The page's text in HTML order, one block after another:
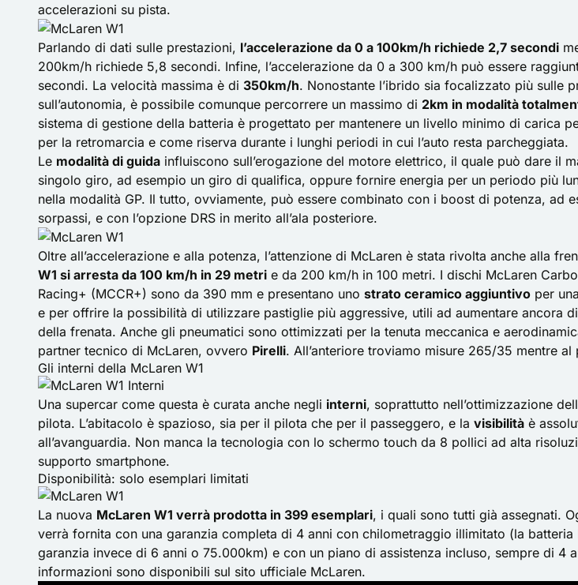
accelerazioni su pista.
Parlando di dati sulle prestazioni, l’accelerazione da 0 a 100km/h richiede 2,7 secondi
200km/h richiede 5,8 secondi. Infine, l’accelerazione da 0 a 300 km/h può essere
secondi. La velocità massima è di 350km/h. Nonostante l’ibrido sia focalizzato più sulle
sull’autonomia, è possibile comunque percorrere un massimo di 2km in modalità
sistema di gestione della batteria è progettato per mantenere un livello minimo di carica
per la retromarcia e come riserva durante i lunghi periodi in cui l’auto resta parcheggiata.
Le modalità di guida influiscono sull’erogazione del motore elettrico, il quale può dare il
singolo giro, ad esempio un giro di qualifica, oppure fornire energia per un periodo più
nella modalità GP. Il tutto, ovviamente, può essere combinato con i boost di potenza, ad
sorpassi, e con l’opzione DRS in merito all’ala posteriore.
Oltre all’accelerazione e alla potenza, l’attenzione di McLaren è stata rivolta anche alla
W1 si arresta da 100 km/h in 29 metri e da 200 km/h in 100 metri. I dischi McLaren
Racing+ (MCCR+) sono da 390 mm e presentano uno strato ceramico aggiuntivo per
e per offrire la possibilità di utilizzare pastiglie più aggressive, utili ad aumentare ancora
della frenata. Anche gli pneumatici sono ottimizzati per la tenuta meccanica e
partner tecnico di McLaren, ovvero Pirelli. All’anteriore troviamo misure 265/35 mentre
Gli interni della McLaren W1
Una supercar come questa è curata anche negli interni, soprattutto nell’ottimizzazione
pilota. L’abitacolo è spazioso, sia per il pilota che per il passeggero, e la visibilità è
all’avanguardia. Non manca la tecnologia con lo schermo touch da 8 pollici ad alta
supporto smartphone.
Disponibilità: solo esemplari limitati
La nuova McLaren W1 verrà prodotta in 399 esemplari, i quali sono tutti già assegnati.
verrà fornita con una garanzia completa di 4 anni con chilometraggio illimitato (la batteria
garanzia invece di 6 anni o 75.000km) e con un piano di assistenza incluso, sempre di 4
informazioni sono disponibili sul sito ufficiale McLaren.